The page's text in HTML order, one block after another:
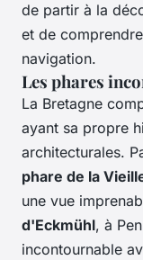
de partir à la
et de
navigation.
Les phares
La Bretagne
ayant sa propre
architecturales.
phare de la
une vue
d'Eckmühl, à
incontournable